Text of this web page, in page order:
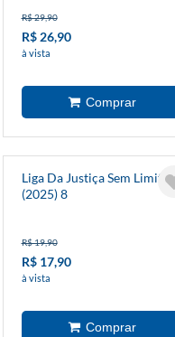
R$ 29,90
R$ 26,90
à vista
Liga Da Justiça Sem Limites
(2025) 8
R$ 19,90
R$ 17,90
à vista